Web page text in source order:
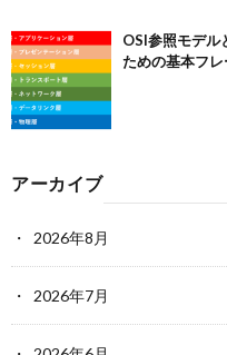
OSI参照モデル
ための基本フ
アーカイブ
2026年8月
2026年7月